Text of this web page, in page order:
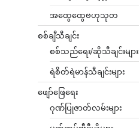
အထွေထွေဗဟုသုတ
စစ်ချီသီချင်း
စစ်သည်ရေး/ဆိုသီချင်းများ
ရဲစိတ်ရဲမာန်သီချင်းများ
ဖျော်ဖြေရေး
ဂုဏ်ပြုဇာတ်လမ်းများ